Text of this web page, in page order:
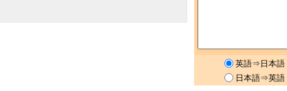
英語⇒日本語
日本語⇒英語